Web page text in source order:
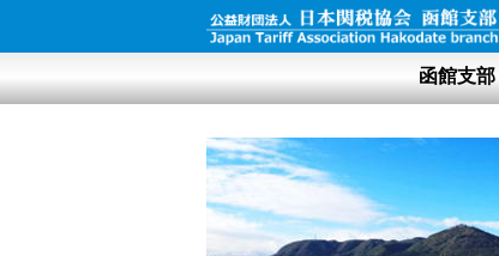
函館支部
函館山からの夜景